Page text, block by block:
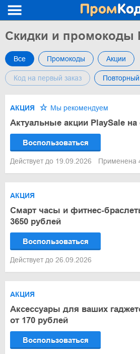
Скидки и промокоды
Все Промокоды Акции
Код на первый заказ Повторный
АКЦИЯ Мы рекомендуем
Актуальные акции PlaySale на
Воспользоваться
Действует до 19.09.2026 Применена
АКЦИЯ
Смарт часы и фитнес-
3650 рублей
Воспользоваться
Действует до 26.09.2026
АКЦИЯ
Аксессуары для ваших
от 170 рублей
Воспользоваться